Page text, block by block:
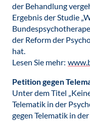
der Behandlung
Ergebnis der Studie
der Reform der
hat.
Lesen Sie mehr:
Petition gegen
Unter dem Titel
Telematik in der
gegen Telematik in